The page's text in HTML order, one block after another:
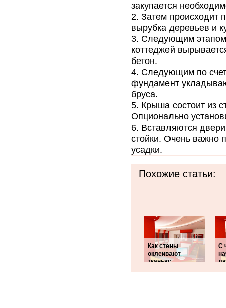
закупается
Затем происходит
вырубка деревьев и
Следующим этапом
коттеджей
бетон.
Следующим по
фундамент
бруса.
Крыша состоит из
Опционально
Вставляются
стойки. Очень важно
усадки.
Похожие статьи:
Как стены
оклеивают
тканью:
С